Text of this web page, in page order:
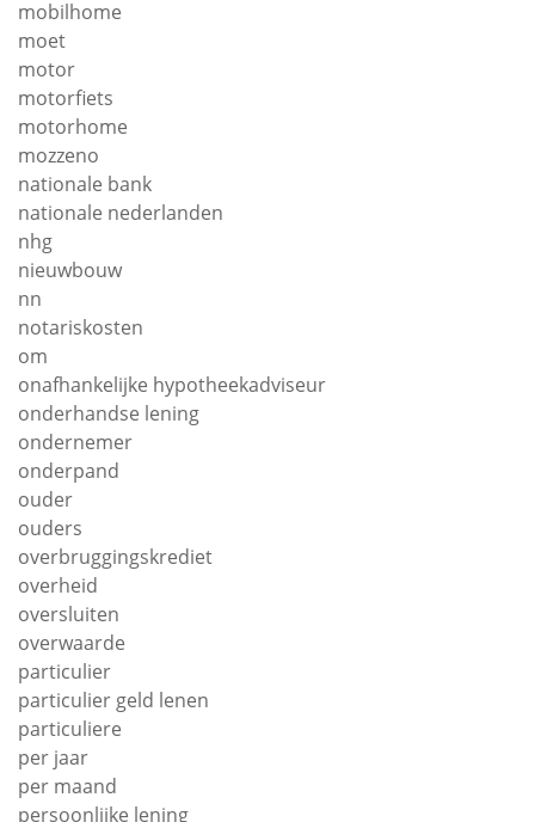
mobilhome
moet
motor
motorfiets
motorhome
mozzeno
nationale bank
nationale nederlanden
nhg
nieuwbouw
nn
notariskosten
om
onafhankelijke hypotheekadviseur
onderhandse lening
ondernemer
onderpand
ouder
ouders
overbruggingskrediet
overheid
oversluiten
overwaarde
particulier
particulier geld lenen
particuliere
per jaar
per maand
persoonlijke lening